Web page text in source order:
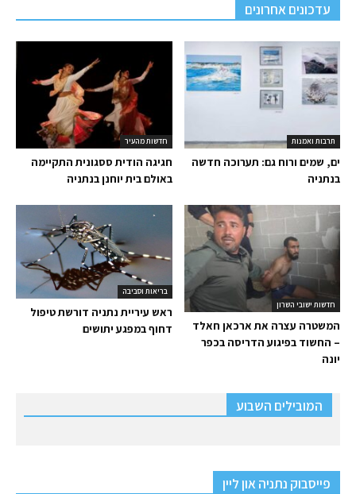
עדכונים אחרונים
חדשות מהעיר
חגיגה הודית ססגונית התקיימה
באולם בית יוחנן בנתניה
תרבות ואמנות
ים, שמים ורוח גם: תערוכה חדשה
בנתניה
בריאות וסביבה
ראש עיריית נתניה דורשת טיפול
דחוף במפגע יתושים
חדשות ישובי השרון
המשטרה עצרה את ארכאן חאלד
– החשוד בפיגוע הדריסה בכפר
יונה
המובילים השבוע
פייסבוק נתניה און ליין